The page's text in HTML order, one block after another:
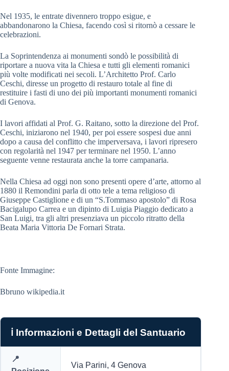
Nel 1935, le entrate divennero troppo esigue, e
abbandonarono la Chiesa, facendo così si ritornò a cessare le
celebrazioni.
La Soprintendenza ai monumenti sondò le possibilità di
riportare a nuova vita la Chiesa e tutti gli elementi romanici
più volte modificati nei secoli. L’Architetto Prof. Carlo
Ceschi, diresse un progetto di restauro totale al fine di
restituire i fasti di uno dei più importanti monumenti romanici
di Genova.
I lavori affidati al Prof. G. Raitano, sotto la direzione del Prof.
Ceschi, iniziarono nel 1940, per poi essere sospesi due anni
dopo a causa del conflitto che imperversava, i lavori ripresero
con regolarità nel 1947 per terminare nel 1950. L’anno
seguente venne restaurata anche la torre campanaria.
Nella Chiesa ad oggi non sono presenti opere d’arte, attorno al
1880 il Remondini parla di otto tele a tema religioso di
Giuseppe Castiglione e di un “S.Tommaso apostolo” di Rosa
Bacigalupo Carrea e un dipinto di Luigia Piaggio dedicato a
San Luigi, tra gli altri presenziava un piccolo ritratto della
Beata Maria Vittoria De Fornari Strata.
Fonte Immagine:
Bbruno wikipedia.it
ℹ️ Informazioni e Dettagli del Santuario
📍
Via Parini, 4 Genova